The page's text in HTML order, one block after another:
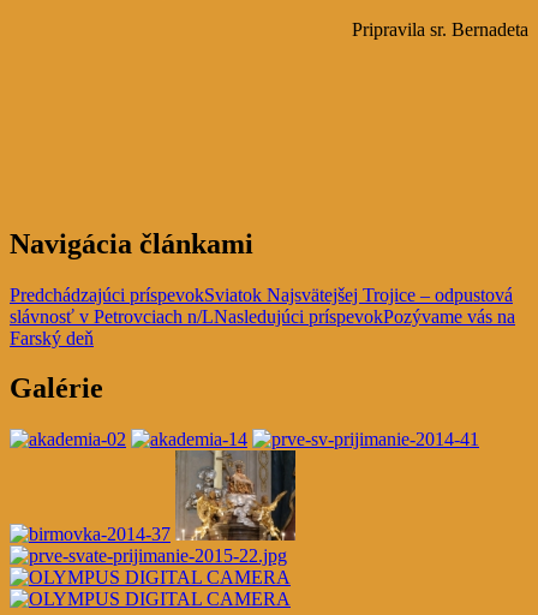
Pripravila sr. Bernadeta
Navigácia článkami
Predchádzajúci príspevokSviatok Najsvätejšej Trojice – odpustová
slávnosť v Petrovciach n/LNasledujúci príspevokPozývame vás na
Farský deň
Galérie